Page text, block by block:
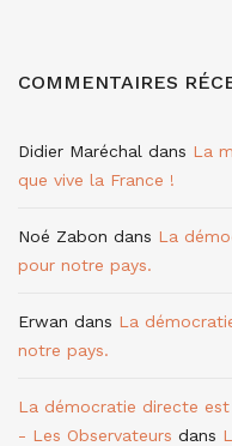
COMMENTAIRES
Didier Maréchal dans La
que vive la France !
Noé Zabon dans La
pour notre pays.
Erwan dans La
notre pays.
La démocratie directe
- Les Observateurs dans